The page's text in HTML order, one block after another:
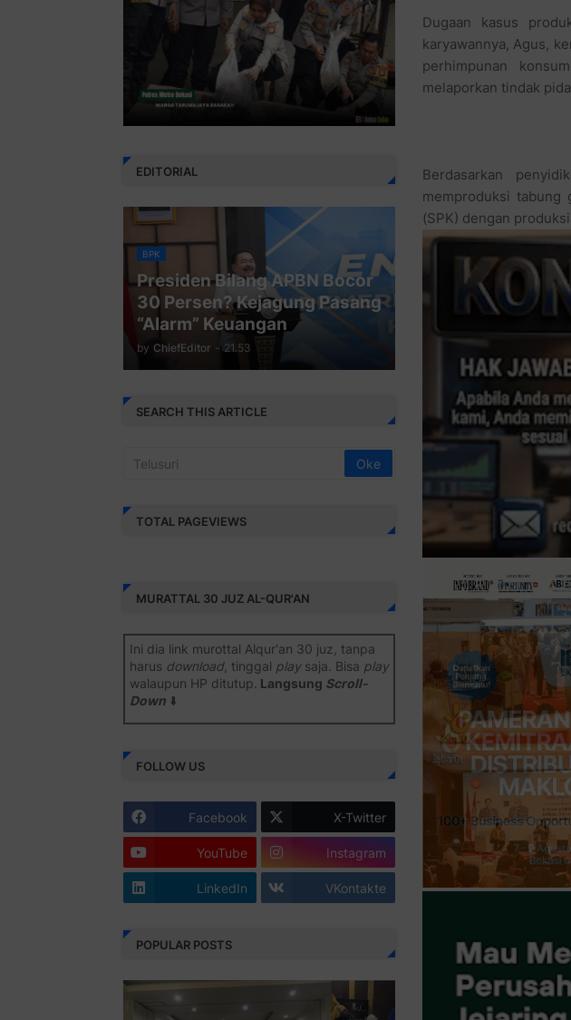
karyawannya, Agus,
perhimpunan
melaporkan tindak
memproduksi tabung
(SPK) dengan
EDITORIAL
BPK
Presiden Bilang APBN Bocor
30 Persen? Kejagung Pasang
“Alarm” Keuangan
by ChiefEditor - 21.53
SEARCH THIS ARTICLE
TOTAL PAGEVIEWS
MURATTAL 30 JUZ AL-QUR'AN
Ini dia link murottal Alqur'an 30 juz, tanpa
harus download, tinggal playsaja. Bisa play
walaupun HP ditutup. Langsung Scroll-
Down⬇️
Juz 1 ⇨http://j.mp/2b8SiNO
Juz 2 ⇨http://j.mp/2b8RJmQ
Juz 3 ⇨http://j.mp/2bFSrtF
Juz 4 ⇨http://j.mp/2b8SXi3
Juz 5 ⇨http://j.mp/2b8RZm3
Juz 6 ⇨http://j.mp/28MBohs
Juz 7 ⇨http://j.mp/2bFRIZC
http://j.mp/2bufF7o
FOLLOW US
Facebook X-Twitter
YouTube Instagram
LinkedIn VKontakte
POPULAR POSTS